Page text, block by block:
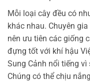
Mỗi loại cây đều có
khác nhau. Chuyên
nên ưu tiên các giống
đựng tốt với khí hậu
Sung Cảnh nổi tiếng
Chúng có thể chịu